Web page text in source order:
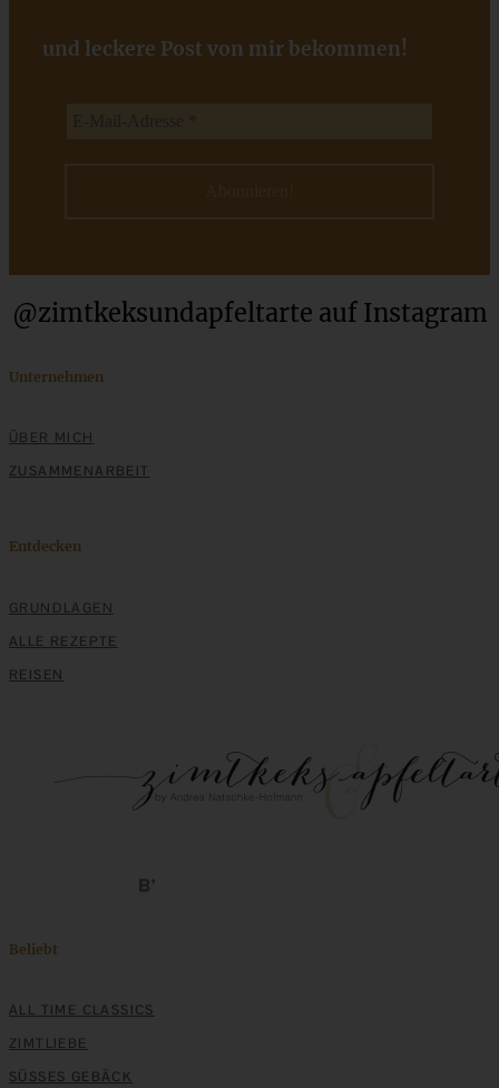
Unterwegs on Blueberry Hills und Blaubeer-Crumble mit
fruchtig - der perfekte Sommerkuchen
Klassische Spargelcremesuppe aus Spargel und
Spargelschalen ganz ohne Mehlschwitze
und leckere Post von mir bekommen!
@zimtkeksundapfeltarte auf Instagram
Unternehmen
ÜBER MICH
ZUSAMMENARBEIT
Entdecken
GRUNDLAGEN
ALLE REZEPTE
REISEN
Beliebt
ALL TIME CLASSICS
ZIMTLIEBE
SÜSSES GEBÄCK